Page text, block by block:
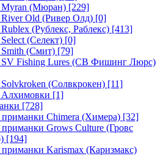
Myran (Мюран) [229]
Old (Ривер Олд) [0]
(Рублекс, Раблекс) [413]
(Селект) [0]
(Смит) [79]
SV Fishing Lures (СВ Фишинг Люрс)
(Солвкрокен) [11]
[1]
[728]
Chimera (Химера) [32]
Grows Culture (Гровс
[194]
Karismax (Каризмакс)